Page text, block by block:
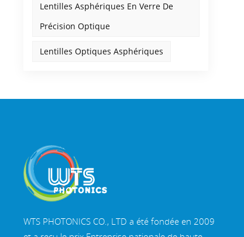
Lentilles Asphériques En Verre De
Précision Optique
Lentilles Optiques Asphériques
WTS PHOTONICS CO., LTD a été fondée en 2009